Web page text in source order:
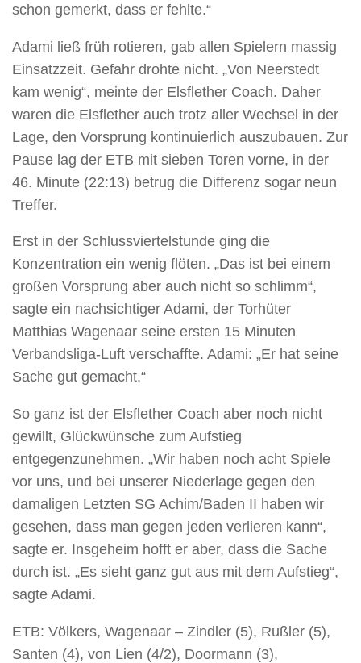
schon gemerkt, dass er fehlte.“
Adami ließ früh rotieren, gab allen Spielern massig
Einsatzzeit. Gefahr drohte nicht. „Von Neerstedt
kam wenig“, meinte der Elsflether Coach. Daher
waren die Elsflether auch trotz aller Wechsel in der
Lage, den Vorsprung kontinuierlich auszubauen. Zur
Pause lag der ETB mit sieben Toren vorne, in der
46. Minute (22:13) betrug die Differenz sogar neun
Treffer.
Erst in der Schlussviertelstunde ging die
Konzentration ein wenig flöten. „Das ist bei einem
großen Vorsprung aber auch nicht so schlimm“,
sagte ein nachsichtiger Adami, der Torhüter
Matthias Wagenaar seine ersten 15 Minuten
Verbandsliga-Luft verschaffte. Adami: „Er hat seine
Sache gut gemacht.“
So ganz ist der Elsflether Coach aber noch nicht
gewillt, Glückwünsche zum Aufstieg
entgegenzunehmen. „Wir haben noch acht Spiele
vor uns, und bei unserer Niederlage gegen den
damaligen Letzten SG Achim/Baden II haben wir
gesehen, dass man gegen jeden verlieren kann“,
sagte er. Insgeheim hofft er aber, dass die Sache
durch ist. „Es sieht ganz gut aus mit dem Aufstieg“,
sagte Adami.
ETB: Völkers, Wagenaar – Zindler (5), Rußler (5),
Santen (4), von Lien (4/2), Doormann (3),